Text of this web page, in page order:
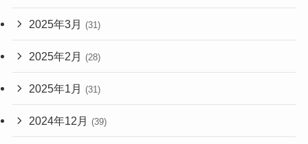
2025年3月 (31)
2025年2月 (28)
2025年1月 (31)
2024年12月 (39)